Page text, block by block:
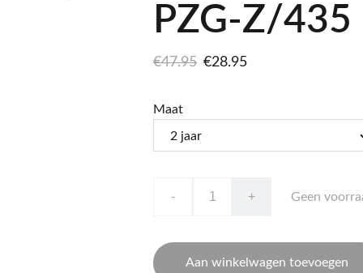
PZG-Z/435
€47.95 €28.95
Maat
- + Geen
Aan winkelwagen toevoegen